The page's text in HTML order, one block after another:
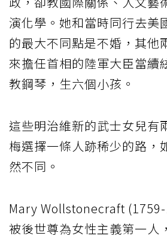
演化學。她和當時同行去美
的最大不同點是不婚，其他
來擔任首相的陸軍大臣當續
教鋼琴，生六個小孩。
這些明治維新的武士女兒有
梅選擇一條人跡稀少的路，
然不同。
Mary Wollstonecraft
被後世尊為女性主義第一人